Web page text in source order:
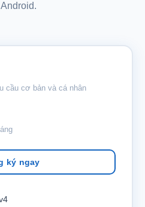
Android.
cầu cơ bản và cá nhân
ký ngay